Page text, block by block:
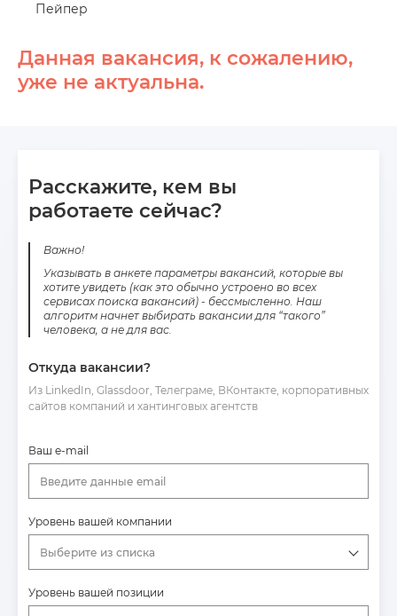
Пейпер
Данная вакансия, к сожалению,
уже не актуальна.
Расскажите, кем вы
работаете сейчас?
Важно!
Указывать в анкете параметры вакансий, которые вы
хотите увидеть (как это обычно устроено во всех
сервисах поиска вакансий) - бессмысленно. Наш
алгоритм начнет выбирать вакансии для “такого”
человека, а не для вас.
Откуда вакансии?
Из LinkedIn, Glassdoor, Телеграме, ВКонтакте, корпоративных
сайтов компаний и хантинговых агентств
Ваш e-mail
Введите данные email
Уровень вашей компании
Выберите из списка
Уровень вашей позиции